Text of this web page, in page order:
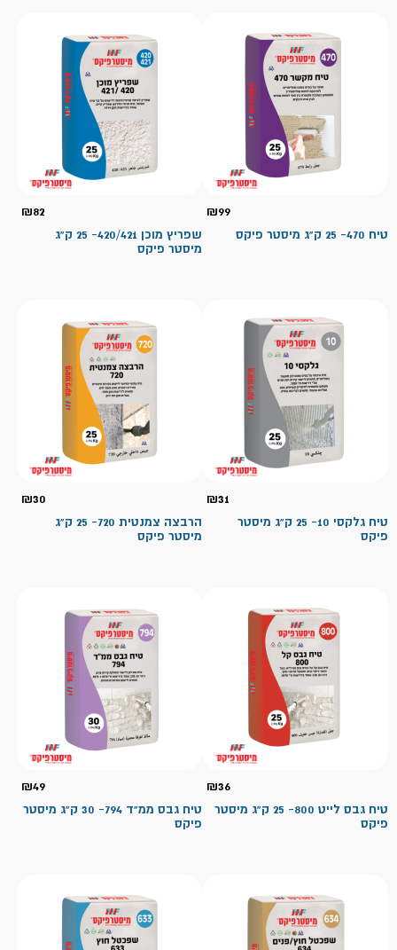
₪99
טיח 470- 25 ק"ג מיסטר פיקס
₪82
שפריץ מוכן 420/421- 25 ק"ג
מיסטר פיקס
₪31
טיח גלקסי 10- 25 ק"ג מיסטר
פיקס
₪30
הרבצה צמנטית 720​- 25 ק"ג
מיסטר פיקס
₪36
טיח גבס לייט 800- 25 ק"ג מיסטר
פיקס
₪49
טיח גבס ממ"ד 794- 30 ק"ג מיסטר
פיקס